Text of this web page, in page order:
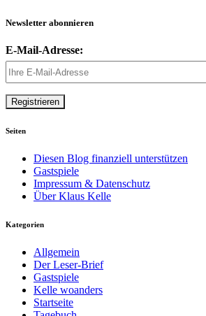
Newsletter abonnieren
E-Mail-Adresse:
Seiten
Diesen Blog finanziell unterstützen
Gastspiele
Impressum & Datenschutz
Über Klaus Kelle
Kategorien
Allgemein
Der Leser-Brief
Gastspiele
Kelle woanders
Startseite